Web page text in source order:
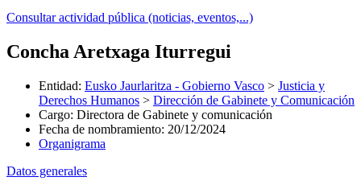
Consultar actividad pública (noticias, eventos,...)
Concha Aretxaga Iturregui
Entidad: Eusko Jaurlaritza - Gobierno Vasco > Justicia y
Derechos Humanos > Dirección de Gabinete y Comunicación
Cargo: Directora de Gabinete y comunicación
Fecha de nombramiento: 20/12/2024
Organigrama
Datos generales